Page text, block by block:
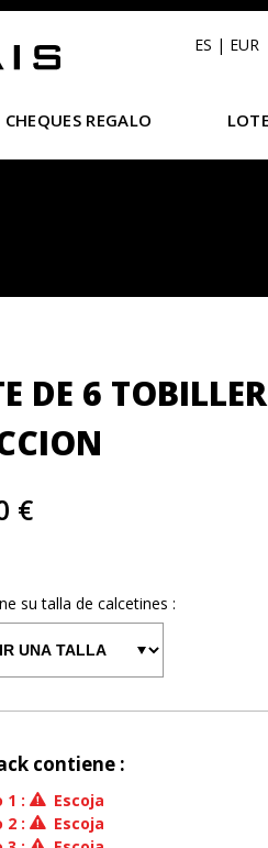
ES | EUR
CHEQUES REGALO
DE 6
€
su talla de calcetines :
contiene :
1 :
Escoja
2:
Escoja